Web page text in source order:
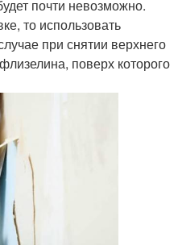
почти невозможно.
то использовать
при снятии верхнего
поверх которого